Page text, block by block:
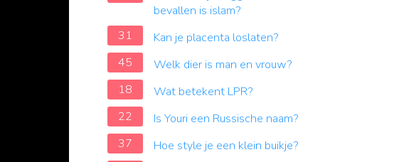
bevallen is islam?
31
Kan je placenta loslaten?
45
Welk dier is man en vrouw?
18
Wat betekent LPR?
22
Is Youri een Russische naam?
37
Hoe style je een klein buikje?